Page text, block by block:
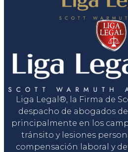
Liga Legal®, la Firma de
despacho de abogados
principalmente en los
tránsito y lesiones
compensación laboral y